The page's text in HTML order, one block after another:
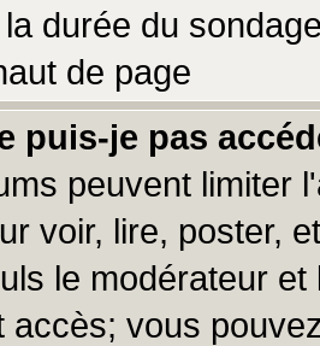
durée du
de page
puis-je pas
peuvent limiter
voir, lire, poster,
le modérateur
accès; vous